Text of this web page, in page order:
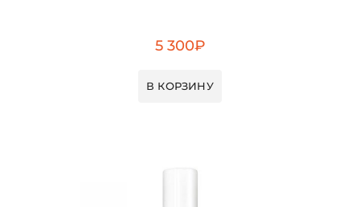
5 300₽
В КОРЗИНУ